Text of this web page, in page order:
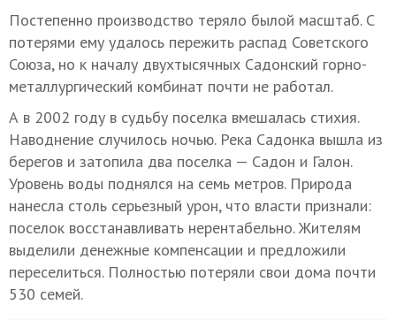
Постепенно производство теряло былой масштаб. С
потерями ему удалось пережить распад Советского
Союза, но к началу двухтысячных Садонский горно-
металлургический комбинат почти не работал.
А в 2002 году в судьбу поселка вмешалась стихия.
Наводнение случилось ночью. Река Садонка вышла из
берегов и затопила два поселка — Садон и Галон.
Уровень воды поднялся на семь метров. Природа
нанесла столь серьезный урон, что власти признали:
поселок восстанавливать нерентабельно. Жителям
выделили денежные компенсации и предложили
переселиться. Полностью потеряли свои дома почти
530 семей.